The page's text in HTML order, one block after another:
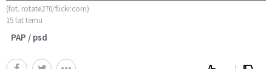
(fot. rotate270/flickr.com)
15 lat temu
PAP / psd